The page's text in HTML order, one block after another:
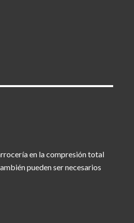
en la compresión total
pueden ser necesarios